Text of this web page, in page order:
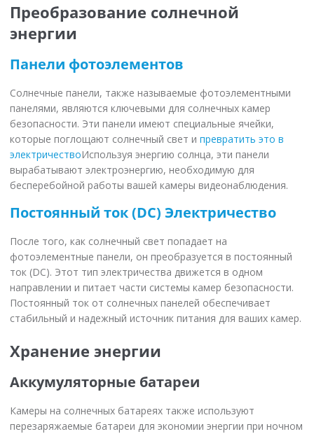
Преобразование солнечной
энергии
Панели фотоэлементов
Солнечные панели, также называемые фотоэлементными
панелями, являются ключевыми для солнечных камер
безопасности. Эти панели имеют специальные ячейки,
которые поглощают солнечный свет и превратить это в
электричествоИспользуя энергию солнца, эти панели
вырабатывают электроэнергию, необходимую для
бесперебойной работы вашей камеры видеонаблюдения.
Постоянный ток (DC) Электричество
После того, как солнечный свет попадает на
фотоэлементные панели, он преобразуется в постоянный
ток (DC). Этот тип электричества движется в одном
направлении и питает части системы камер безопасности.
Постоянный ток от солнечных панелей обеспечивает
стабильный и надежный источник питания для ваших камер.
Хранение энергии
Аккумуляторные батареи
Камеры на солнечных батареях также используют
перезаряжаемые батареи для экономии энергии при ночном